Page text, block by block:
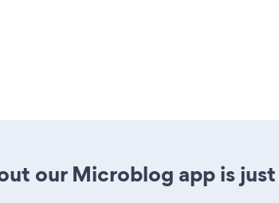
our Microblog app is